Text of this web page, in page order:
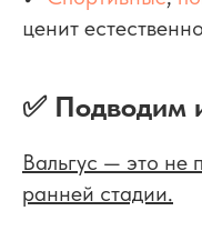
ценит
✅ Подводим
Вальгус — это не
ранней стадии.